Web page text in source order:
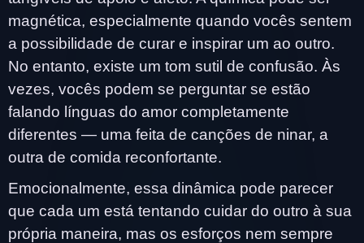
magnética, especialmente quando vocês sentem
a possibilidade de curar e inspirar um ao outro.
No entanto, existe um tom sutil de confusão. Às
vezes, vocês podem se perguntar se estão
falando línguas do amor completamente
diferentes — uma feita de canções de ninar, a
outra de comida reconfortante.
Emocionalmente, essa dinâmica pode parecer
que cada um está tentando cuidar do outro à sua
própria maneira, mas os esforços nem sempre